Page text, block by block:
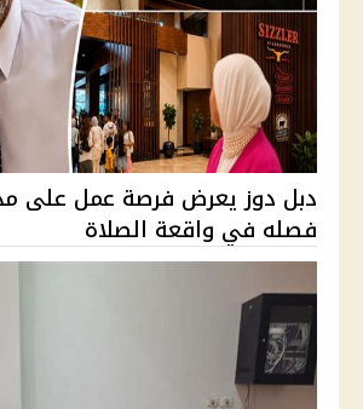
دبل دوز يعرض فرصة عمل على
فصله في واقعة الصلاة